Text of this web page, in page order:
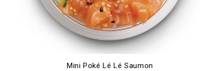
Mini Poké Lé Lé Saumon